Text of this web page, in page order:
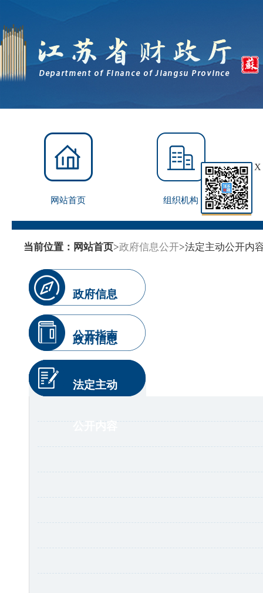
网站首页 组织机构
X
当前位置： 网站首页>政府信息公开>法定主动公开内
政府信息
公开指南
政府信息
公开制度
法定主动